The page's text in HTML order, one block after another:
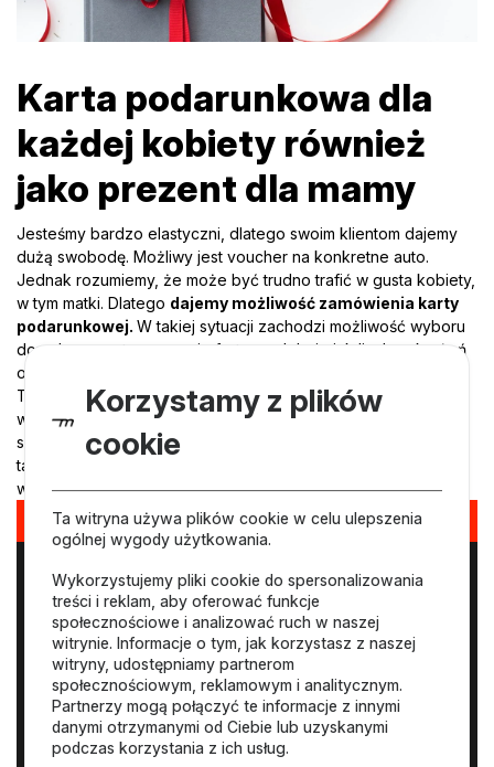
Karta podarunkowa dla
każdej kobiety również
jako prezent dla mamy
Jesteśmy bardzo elastyczni, dlatego swoim klientom dajemy
dużą swobodę. Możliwy jest voucher na konkretne auto.
Jednak rozumiemy, że może być trudno trafić w gusta kobiety,
w tym matki. Dlatego dajemy możliwość zamówienia karty
podarunkowej. W takiej sytuacji zachodzi możliwość wyboru
dowolnego auta z naszej oferty, podobnie jak liczby okrążeń
oraz toru, na którym odbędzie się event.
To najlepszy wybór na prezent na Dzień Mamy. Chyba że
wiesz, o jakim aucie marzyła czy marzy Twoja matka. W takiej
sytuacji mile ją zaskoczysz. Nie podarujesz jej wprawdzie
takiego auta na stałe, ale kilka okrążeń za kierownicą
wymarzonego samochodu na pewno zapadnie jej w pamięci.
MotoPrezent
Blog motoryzacyjny
Jak zamówić Voucher
Nasze Vouchery
Sprawdź voucher/kartę
Korzystamy z plików
cookie
Ta witryna używa plików cookie w celu ulepszenia
ogólnej wygody użytkowania.
Wykorzystujemy pliki cookie do spersonalizowania
treści i reklam, aby oferować funkcje
społecznościowe i analizować ruch w naszej
witrynie. Informacje o tym, jak korzystasz z naszej
witryny, udostępniamy partnerom
społecznościowym, reklamowym i analitycznym.
Partnerzy mogą połączyć te informacje z innymi
danymi otrzymanymi od Ciebie lub uzyskanymi
podczas korzystania z ich usług.